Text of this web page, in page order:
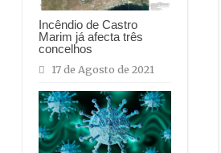
Incêndio de Castro
Marim já afecta três
concelhos
17 de Agosto de 2021